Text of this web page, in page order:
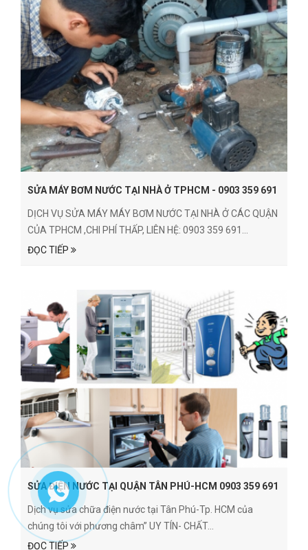
SỬA MÁY BƠM NƯỚC TẠI NHÀ Ở TPHCM - 0903 359 691
DỊCH VỤ SỬA MÁY MÁY BƠM NƯỚC TẠI NHÀ Ở CÁC QUẬN
CỦA TPHCM ,CHI PHÍ THẤP, LIÊN HỆ: 0903 359 691...
ĐỌC TIẾP
SỬA ĐIỆN NƯỚC TẠI QUẬN TÂN PHÚ-HCM 0903 359 691
Dịch vụ sửa chữa điện nước tại Tân Phú-Tp. HCM của
chúng tôi với phương châm” UY TÍN- CHẤT...
ĐỌC TIẾP